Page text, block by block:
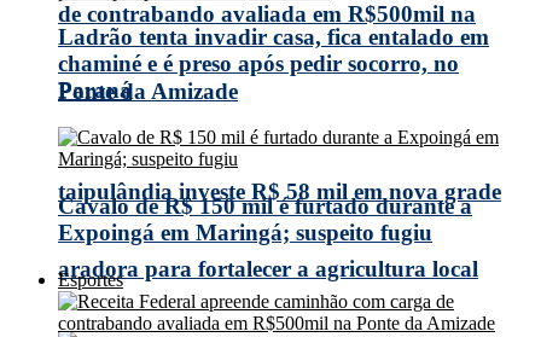
de contrabando avaliada em R$500mil na
Ponte da Amizade
taipulândia investe R$ 58 mil em nova grade
aradora para fortalecer a agricultura local
Ladrão tenta invadir casa, fica entalado em
chaminé e é preso após pedir socorro, no
Paraná
Cavalo de R$ 150 mil é furtado durante a
Expoingá em Maringá; suspeito fugiu
Esportes